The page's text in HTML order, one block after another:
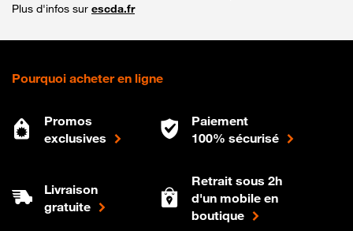
Plus d'infos sur escda.fr
Pourquoi acheter en ligne
Promos
exclusives
Paiement
100% sécurisé
Livraison
gratuite
Retrait sous 2h
d'un mobile en
boutique